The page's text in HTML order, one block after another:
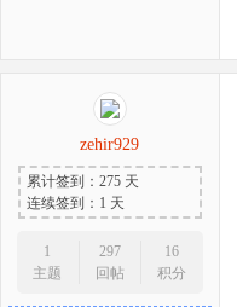
zehir929
累计签到：275 天
连续签到：1 天
1
主题
297
回帖
16
积分